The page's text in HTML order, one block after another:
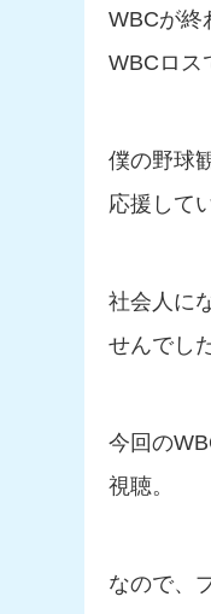
WBCが終
WBCロス
僕の野球
応援して
社会人に
せんでした
今回の
視聴。
なので、